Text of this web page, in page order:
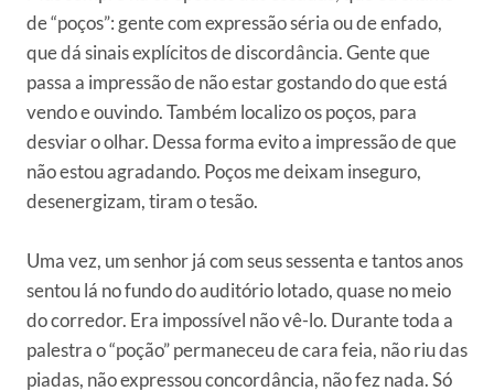
de “poços”: gente com expressão séria ou de enfado,
que dá sinais explícitos de discordância. Gente que
passa a impressão de não estar gostando do que está
vendo e ouvindo. Também localizo os poços, para
desviar o olhar. Dessa forma evito a impressão de que
não estou agradando. Poços me deixam inseguro,
desenergizam, tiram o tesão.
Uma vez, um senhor já com seus sessenta e tantos anos
sentou lá no fundo do auditório lotado, quase no meio
do corredor. Era impossível não vê-lo. Durante toda a
palestra o “poção” permaneceu de cara feia, não riu das
piadas, não expressou concordância, não fez nada. Só